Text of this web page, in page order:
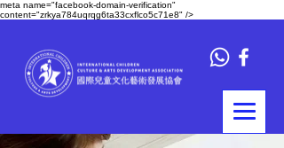
meta name="facebook-domain-verification"
content="zrkya784uqrqg6ta33cxflco5c71e8" />